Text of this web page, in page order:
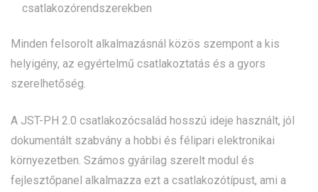
csatlakozórendszerekben
Minden felsorolt alkalmazásnál közös szempont a kis
helyigény, az egyértelmű csatlakoztatás és a gyors
szerelhetőség.
A JST-PH 2.0 csatlakozócsalád hosszú ideje használt, jól
dokumentált szabvány a hobbi és félipari elektronikai
környezetben. Számos gyárilag szerelt modul és
fejlesztőpanel alkalmazza ezt a csatlakozótípust, ami a